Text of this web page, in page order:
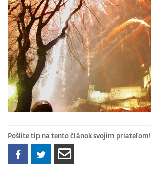
Pošlite tip na tento článok svojim priateľom!